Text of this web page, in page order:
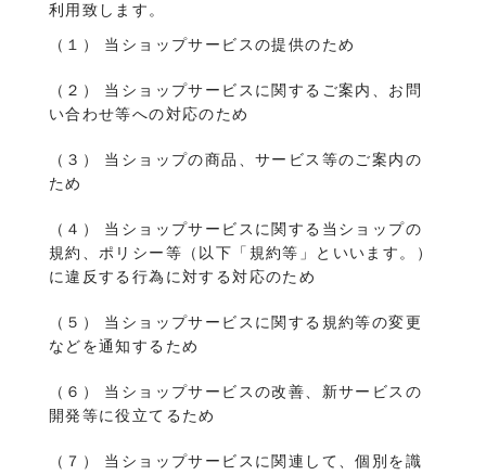
利用致します。
（１） 当ショップサービスの提供のため
（２） 当ショップサービスに関するご案内、お問
い合わせ等への対応のため
（３） 当ショップの商品、サービス等のご案内の
ため
（４） 当ショップサービスに関する当ショップの
規約、ポリシー等（以下「規約等」といいます。）
に違反する行為に対する対応のため
（５） 当ショップサービスに関する規約等の変更
などを通知するため
（６） 当ショップサービスの改善、新サービスの
開発等に役立てるため
（７） 当ショップサービスに関連して、個別を識